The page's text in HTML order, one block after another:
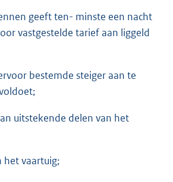
geeft ten- minste een nacht
vastgestelde tarief aan liggeld
bestemde steiger aan te
uitstekende delen van het
het vaartuig;